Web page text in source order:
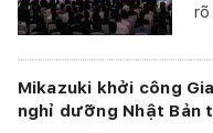
rõ
Mikazuki khởi công
nghỉ dưỡng Nhật Bản